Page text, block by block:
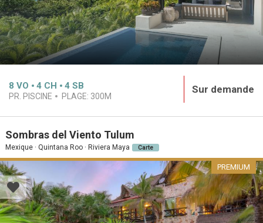
8 VO 4 CH 4 SB
PR. PISCINE PLAGE: 300M
Sur demande
Sombras del Viento Tulum
Mexique · Quintana Roo · Riviera Maya Carte
PREMIUM